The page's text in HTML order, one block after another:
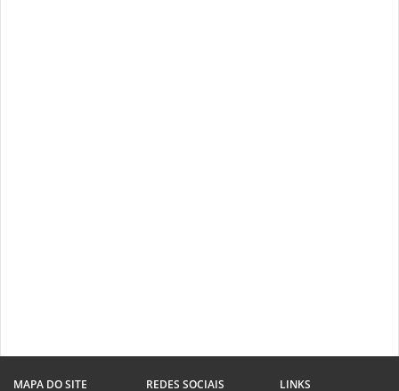
MAPA DO SITE REDES SOCIAIS LINKS